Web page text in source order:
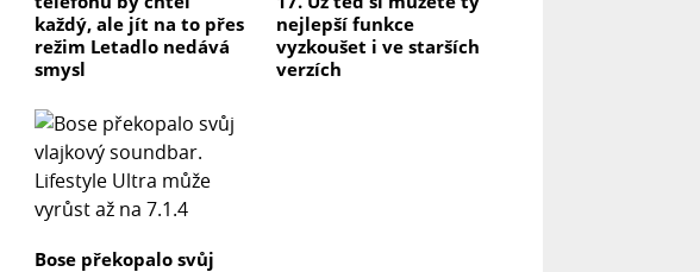
každý, ale jít na to přes
režim Letadlo nedává
smysl
nejlepší funkce
vyzkoušet i ve starších
verzích
Bose překopalo svůj